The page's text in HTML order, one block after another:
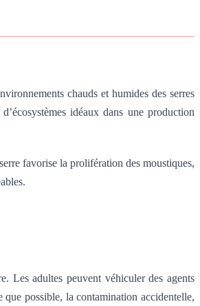
chauds et humides des serres
idéaux dans une production
favorise la prolifération des moustiques,
Les adultes peuvent véhiculer des agents
que possible, la contamination accidentelle,